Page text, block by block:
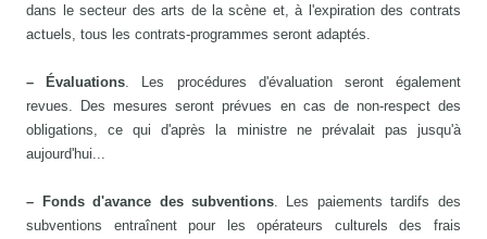
dans le secteur des arts de la scène et, à l'expiration des contrats
actuels, tous les contrats-programmes seront adaptés.
– Évaluations . Les procédures d'évaluation seront également
revues. Des mesures seront prévues en cas de non-respect des
obligations, ce qui d'après la ministre ne prévalait pas jusqu'à
aujourd'hui...
– Fonds d'avance des subventions . Les paiements tardifs des
subventions entraînent pour les opérateurs culturels des frais